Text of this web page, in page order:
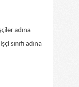
adına
sınıfı adına